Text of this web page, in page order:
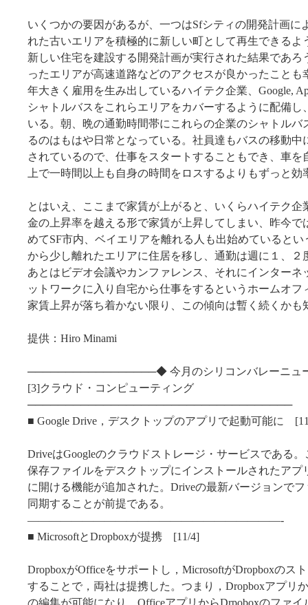
いくつかの要因があるが、一つはSfシティの開発計画に
れた古いエリアを積極的に新しい町として再生できるよ
新しい住宅を建設する開発計画が実行された結果であろ
ったエリアが高速道路などのアクセスが良かったことも
年大きく雇用を生み出しているハイテク企業、Google,
シャトルバスをこれらエリアをカバーするように配備し
いる。朝、晩の通勤時間帯にこれらの企業のシャトルバ
るのはもはや日常となっている。社員達もバスの移動中
されているので、仕事をスタートすることもでき、車を
上で一時間以上も自身の時間をロスするよりもずっと効
とはいえ、ここまで家賃が上がると、いくらハイテク企
金の上昇率を越える形で家賃が上昇してしまい、昨今で
めてSF市内、ベイエリアを離れる人も出始めていると
から少し離れたエリアに住居を移し、通勤は週に１、２
あとはビデオ会議やカンファレンス、それにインターネ
ットワークに入り自宅から仕事をするというホームオフ
家賃上昇が落ち着かない限り、この傾向は暫く続くかも
提供：Hiro Minami
─────────────────◆ 今月のシリコンバレーニュ
[3]クラウド・コンピューティング
───────────────────────────────────
■ Google Drive，デスクトップのアプリで起動可能に
DriveはGoogleのクラウドストレージ・サービスである
保存ファイルをデスクトップにインストールされたアプ
に開ける機能が追加された。Driveの最新バージョンで
同期することが前提である。
———————————————————————-
■ MicrosoftとDropboxが提携 [11/4]
DropboxがOfficeをサポートし，MicrosoftがDropboxのス
することで，両社は提携した。つまり，Dropboxアプリ
の編集が可能になり，OfficeアプリからDrpoboxのファ